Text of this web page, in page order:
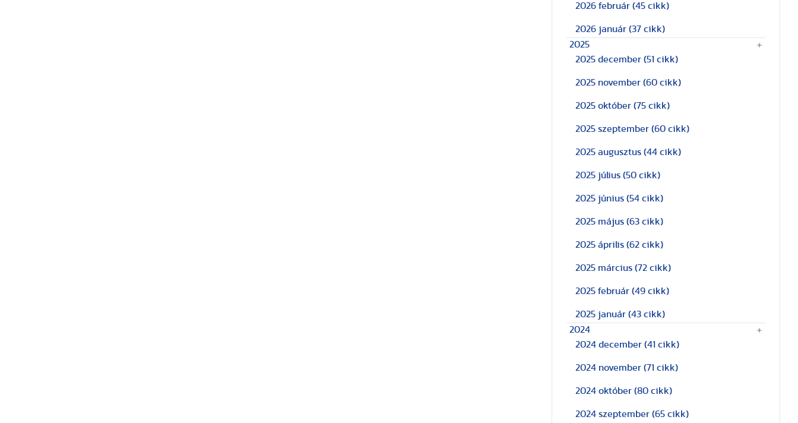
2026 február (45 cikk)
2026 január (37 cikk)
2025
2025 december (51 cikk)
2025 november (60 cikk)
2025 október (75 cikk)
2025 szeptember (60 cikk)
2025 augusztus (44 cikk)
2025 július (50 cikk)
2025 június (54 cikk)
2025 május (63 cikk)
2025 április (62 cikk)
2025 március (72 cikk)
2025 február (49 cikk)
2025 január (43 cikk)
2024
2024 december (41 cikk)
2024 november (71 cikk)
2024 október (80 cikk)
2024 szeptember (65 cikk)